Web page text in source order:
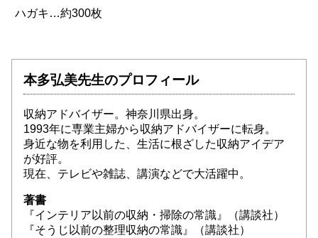
ハガキ…約300枚
本多弘美先生のプロフィール
収納アドバイザー。神奈川県出身。
1993年に専業主婦から収納アドバイザーに転身。
身近な物を利用した、生活に根ざした収納アイデア
が好評。
現在、テレビや雑誌、講演などで大活躍中。
著書
『インテリア以前の収納・掃除の常識』（講談社）
『そうじ以前の整理収納の常識』（講談社）